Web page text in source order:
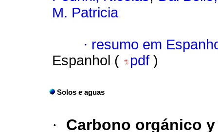
M. Patricia
· resumo em
Espanhol (
pdf )
Solos e aguas
·
Carbono orgánico